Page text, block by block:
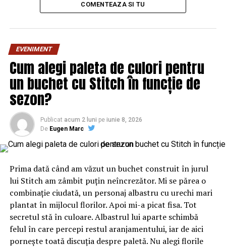
INVITAŢIE/SEMINAR DE INFORMARE – Ziarul Incisiv de
Prahova
NU RATATI
Cel mai bun câștigă! Deși au emisiuni similare, PRO TV a
bătut măr Antena 1. Cum a reușit | BuzauAZI
COMENTEAZA SI TU
EVENIMENT
Cum alegi paleta de culori pentru
un buchet cu Stitch în funcție de
sezon?
Publicat acum 2 luni pe iunie 8, 2026
De Eugen Marc
Prima dată când am văzut un buchet construit în jurul
lui Stitch am zâmbit puțin neîncrezător. Mi se părea o
combinație ciudată, un personaj albastru cu urechi mari
plantat în mijlocul florilor. Apoi mi-a picat fisa. Tot
secretul stă în culoare. Albastrul lui aparte schimbă
felul în care percepi restul aranjamentului, iar de aici
pornește toată discuția despre paletă. Nu alegi florile